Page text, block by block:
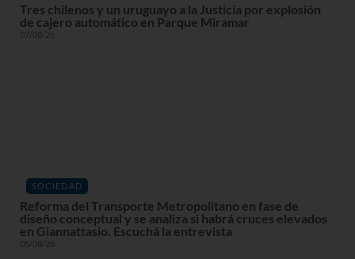
Tres chilenos y un uruguayo a la Justicia por explosión
de cajero automático en Parque Miramar
07/08/26
SOCIEDAD
Reforma del Transporte Metropolitano en fase de
diseño conceptual y se analiza si habrá cruces elevados
en Giannattasio. Escuchá la entrevista
05/08/26